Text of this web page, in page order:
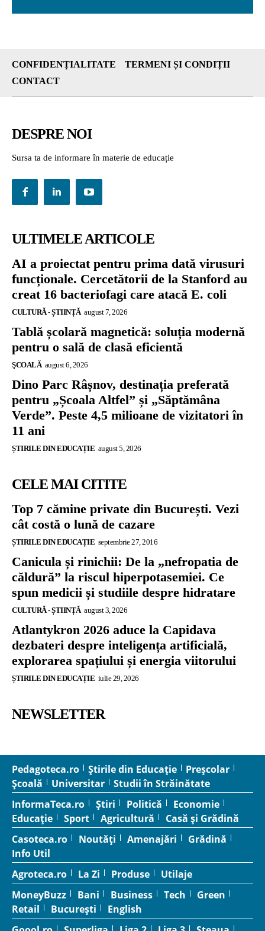
CONFIDENȚIALITATE
TERMENI ȘI CONDIȚII
CONTACT
DESPRE NOI
Sursa ta de informare în materie de educație
ULTIMELE ARTICOLE
AI a proiectat pentru prima dată virusuri
funcționale. Cercetătorii de la Stanford au
creat 16 bacteriofagi care atacă E. coli
CULTURĂ - ȘTIINȚĂ august 7, 2026
Tablă școlară magnetică: soluția modernă
pentru o sală de clasă eficientă
ŞCOALĂ august 6, 2026
Dino Parc Râșnov, destinația preferată
pentru „Școala Altfel” și „Săptămâna
Verde”. Peste 4,5 milioane de vizitatori în
11 ani
ȘTIRILE DIN EDUCAȚIE august 5, 2026
CELE MAI CITITE
Top 7 cămine private din București. Vezi
cât costă o lună de cazare
ȘTIRILE DIN EDUCAȚIE septembrie 27, 2016
Canicula și rinichii: De la „nefropatia de
căldură” la riscul hiperpotasemiei. Ce
spun medicii și studiile despre hidratare
CULTURĂ - ȘTIINȚĂ august 3, 2026
Atlantykron 2026 aduce la Capidava
dezbateri despre inteligența artificială,
explorarea spațiului și energia viitorului
ȘTIRILE DIN EDUCAȚIE iulie 29, 2026
NEWSLETTER
Pedagoteca.ro Știrile din Educație
Preșcolar
Școală
Universitar
Studii în Străinătate
InformaTeca.ro
Știri Politică
Economie
Educație
Sport Agricultură
Casă și Grădină
Casoteca.ro
Noutăți Amenajări
Grădină
Info Util
Agroteca.ro
La Zi Produse
Utilaje
MoneyBuzz
Bani Business Tech
Green
Retail
București
English